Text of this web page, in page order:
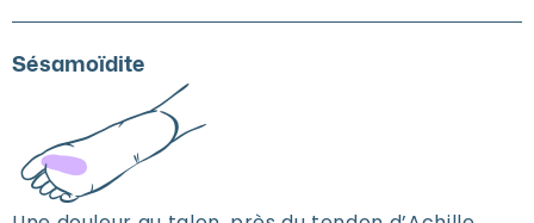
Sésamoïdite